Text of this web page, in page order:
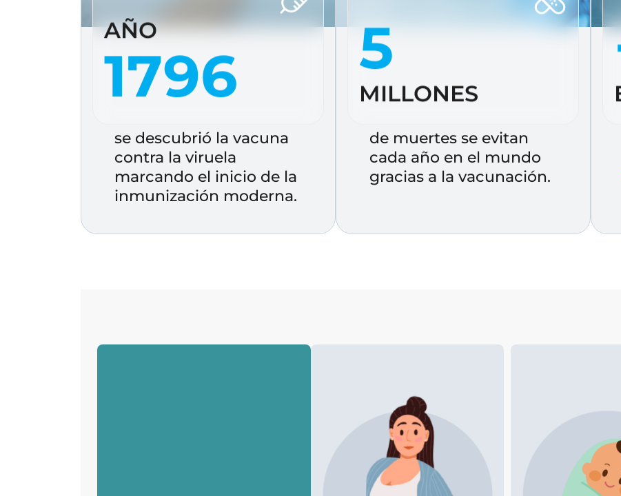
se descubrió la vacuna
contra la viruela
marcando el inicio de la
inmunización moderna.
AÑO
1796
de muertes se evitan
cada año en el mundo
gracias a la vacunación.
5
MILLONES